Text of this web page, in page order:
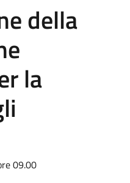
della
la
09.00